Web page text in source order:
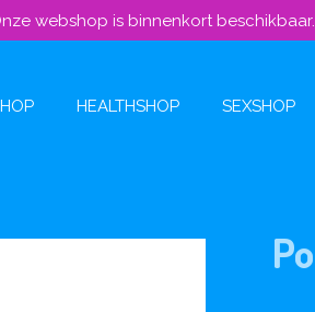
webshop is binnenkort
HEALTHSHOP SEXSHOP